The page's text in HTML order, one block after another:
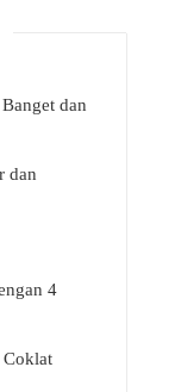
dan
dan
4
Coklat